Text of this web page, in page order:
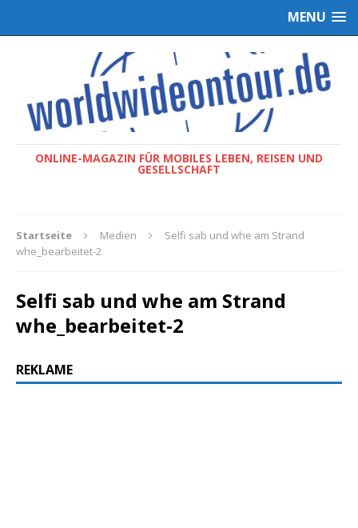
MENU
ONLINE-MAGAZIN FÜR MOBILES LEBEN, REISEN UND
GESELLSCHAFT
Startseite Medien
Selfi sab und whe am Strand
whe_bearbeitet-2
Selfi sab und whe am Strand
whe_bearbeitet-2
REKLAME